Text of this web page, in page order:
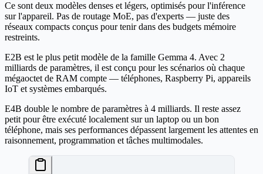
Ce sont deux modèles denses et légers, optimisés pour l'inférence
sur l'appareil. Pas de routage MoE, pas d'experts — juste des
réseaux compacts conçus pour tenir dans des budgets mémoire
restreints.
E2B est le plus petit modèle de la famille Gemma 4. Avec 2
milliards de paramètres, il est conçu pour les scénarios où chaque
mégaoctet de RAM compte — téléphones, Raspberry Pi, appareils
IoT et systèmes embarqués.
E4B double le nombre de paramètres à 4 milliards. Il reste assez
petit pour être exécuté localement sur un laptop ou un bon
téléphone, mais ses performances dépassent largement les attentes en
raisonnement, programmation et tâches multimodales.